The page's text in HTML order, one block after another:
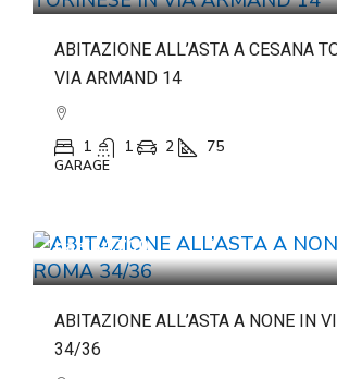
ABITAZIONE ALL’ASTA A CESANA
VIA ARMAND 14
1 1 2 75
GARAGE
da€84.700
ABITAZIONE ALL’ASTA A NONE IN
34/36